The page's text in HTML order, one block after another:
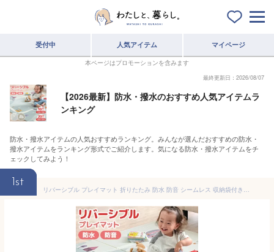
受付中 人気アイテム マイページ
本ページはプロモーションを含みます
最終更新日：2026/08/07
【2026最新】防水・撥水のおすすめ人気アイテムラ
ンキング
防水・撥水アイテムの人気おすすめランキング。みんなが選んだおすすめの防水・
撥水アイテムをランキング形式でご紹介します。気になる防水・撥水アイテムをチ
ェックしてみよう！
1st
リバーシブル プレイマット 折りたたみ 防水 防音 シームレス 収納袋付き / 10mm 150×180 / 20mm 180×200 / 大判 お昼寝 マット キッズマット ベビーマット ベビー ペット 赤ちゃん 子供 キッズ 軽量 コンパクト 折り畳み 収納 道路 おしゃれ